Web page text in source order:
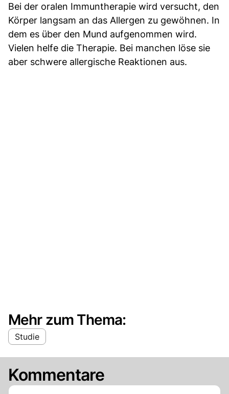
Bei der oralen Immuntherapie wird versucht, den
Körper langsam an das Allergen zu gewöhnen. In
dem es über den Mund aufgenommen wird.
Vielen helfe die Therapie. Bei manchen löse sie
aber schwere allergische Reaktionen aus.
Mehr zum Thema:
Studie
Kommentare